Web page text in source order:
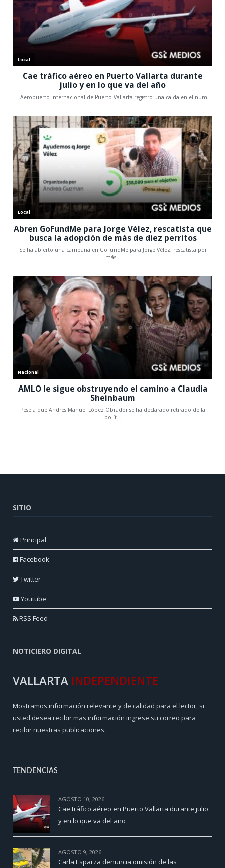
SITIO
Principal
Facebook
Twitter
Youtube
RSS Feed
NOTICIERO DIGITAL
VALLARTA INDEPENDIENTE
Mostramos información relevante y de calidad para el lector, si
usted desea recibir mas información ingrese su correo para
recibir nuestras publicaciones.
TENDENCIAS
AGOSTO 10, 2026
Cae tráfico aéreo en Puerto Vallarta durante julio
y en lo que va del año
AGOSTO 9, 2026
Carla Esparza denuncia omisión de las